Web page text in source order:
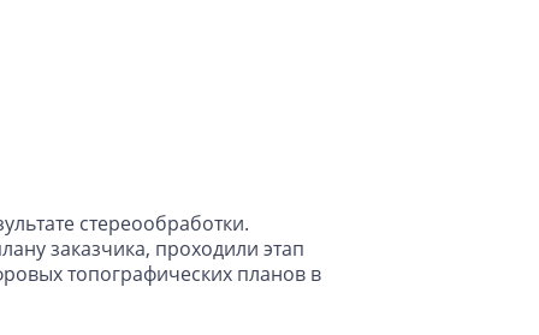
стереообработки.
заказчика, проходили этап
топографических планов в